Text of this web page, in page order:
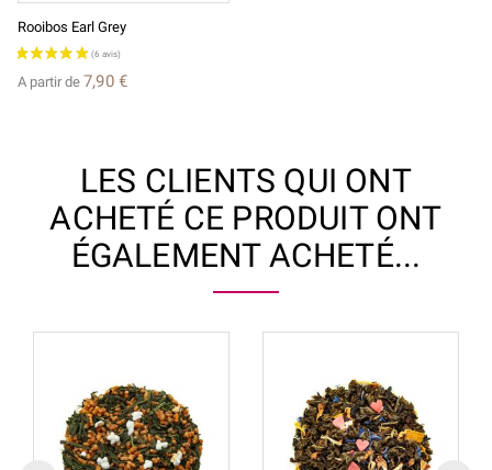
Rooibos Earl Grey
A partir de 7,90 €
LES CLIENTS QUI ONT
ACHETÉ CE PRODUIT ONT
ÉGALEMENT ACHETÉ...